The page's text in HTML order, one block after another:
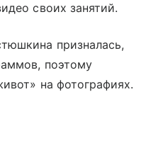
своих занятий.
призналась,
поэтому
на фотографиях.